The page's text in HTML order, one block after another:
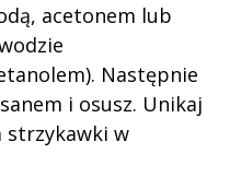
acetonem lub
Następnie
i osusz. Unikaj
strzykawki w